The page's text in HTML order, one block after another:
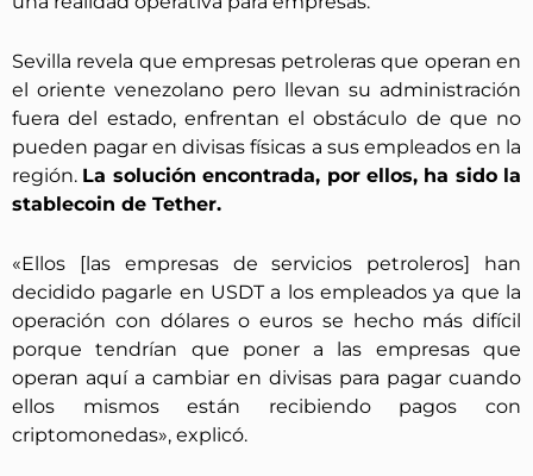
Sevilla revela que empresas petroleras que operan en
el oriente venezolano pero llevan su administración
fuera del estado, enfrentan el obstáculo de que no
pueden pagar en divisas físicas a sus empleados en la
región. La solución encontrada, por ellos, ha sido la
stablecoin de Tether.
«Ellos [las empresas de servicios petroleros] han
decidido pagarle en USDT a los empleados ya que la
operación con dólares o euros se hecho más difícil
porque tendrían que poner a las empresas que
operan aquí a cambiar en divisas para pagar cuando
ellos mismos están recibiendo pagos con
criptomonedas», explicó.